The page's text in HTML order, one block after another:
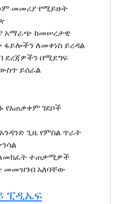
መመሪያ የሚይዙት
አማራጭ ከመሠረታዊ
ፋይሎችን ለመቀነስ ይረዳል
ደረጃዎችን በሚደግፍ
ይሰራል
የአጠቃቀም ገደቦች
ጊዜ የምስል ጥራት
ተጠቃሚዎች
መመዝገብ አለባቸው
ፒዲኤፍ